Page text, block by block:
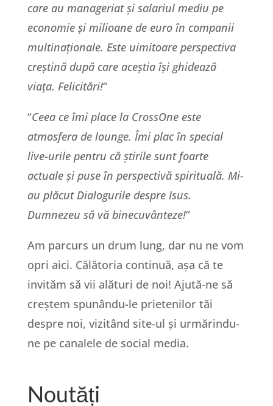
care au manageriat și salariul mediu pe
economie și milioane de euro în companii
multinaționale. Este uimitoare perspectiva
creștină după care aceștia își ghidează
viața. Felicitări!“
“Ceea ce îmi place la CrossOne este
atmosfera de lounge. Îmi plac în special
live-urile pentru că știrile sunt foarte
actuale și puse în perspectivă spirituală. Mi-
au plăcut Dialogurile despre Isus.
Dumnezeu să vă binecuvânteze!“
Am parcurs un drum lung, dar nu ne vom
opri aici. Călătoria continuă, așa că te
invităm să vii alături de noi! Ajută-ne să
creștem spunându-le prietenilor tăi
despre noi, vizitând site-ul și urmărindu-
ne pe canalele de social media.
Noutăți